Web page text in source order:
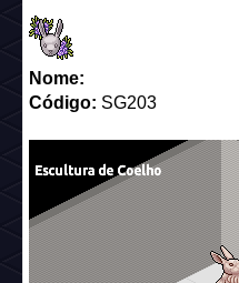
Nome:
Código: SG203